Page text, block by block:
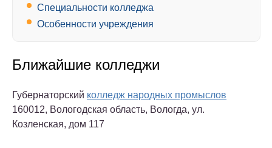
Специальности колледжа
Особенности учреждения
Ближайшие колледжи
Губернаторский колледж народных промыслов
160012, Вологодская область, Вологда, ул.
Козленская, дом 117